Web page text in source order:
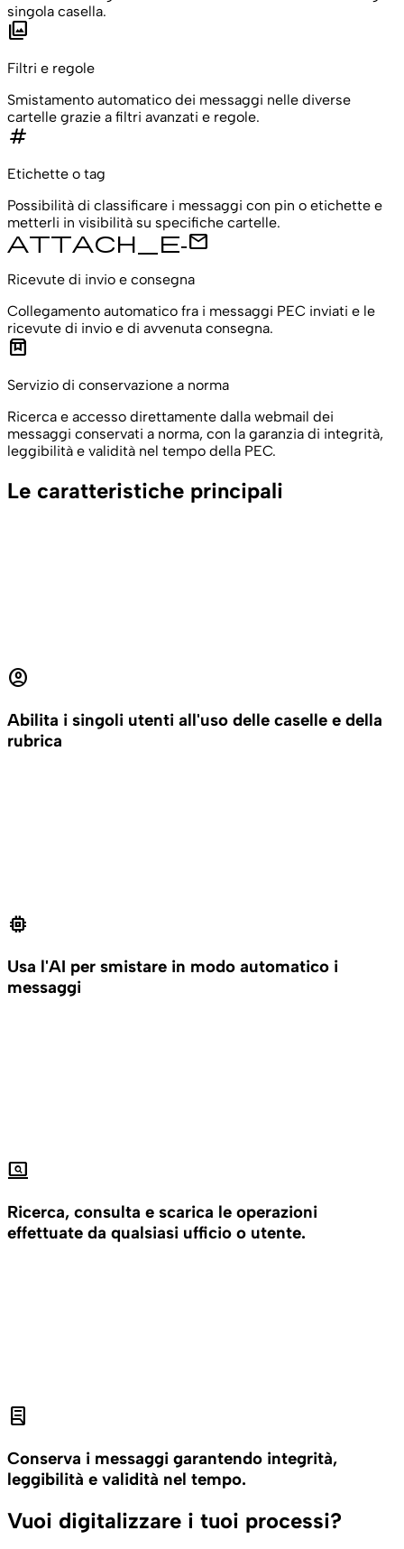
singola casella.
filter
Filtri e regole​
Smistamento automatico dei messaggi nelle diverse
cartelle grazie a filtri avanzati e regole.
tag
Etichette o tag​
Possibilità di classificare i messaggi con pin o etichette e
metterli in visibilità su specifiche cartelle.
attach_e-mail
Ricevute di invio e consegna
Collegamento automatico fra i messaggi PEC inviati e le
ricevute di invio e di avvenuta consegna.
box
Servizio di conservazione a norma
Ricerca e accesso direttamente dalla webmail dei
messaggi conservati a norma, con la garanzia di integrità,
leggibilità e validità nel tempo della PEC.
Le caratteristiche principali
account_circle
Abilita i singoli utenti all'uso delle caselle e della
rubrica
memory
Usa l'AI per smistare in modo automatico i
messaggi
screen_search_desktop
Ricerca, consulta e scarica le operazioni
effettuate da qualsiasi ufficio o utente.
lab_profile
Conserva i messaggi garantendo integrità,
leggibilità e validità nel tempo.
Vuoi digitalizzare i tuoi processi?